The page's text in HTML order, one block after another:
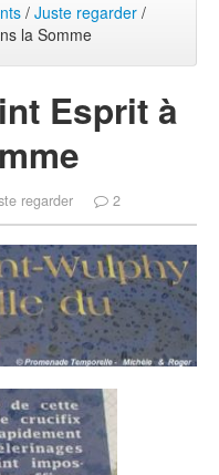
/ Juste regarder /
la Somme
Esprit à
regarder 2